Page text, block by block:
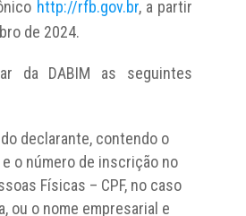
http://rfb.gov.br, a partir
de 2024.
da DABIM as seguintes
declarante, contendo o
o número de inscrição no
Físicas – CPF, no caso
ou o nome empresarial e